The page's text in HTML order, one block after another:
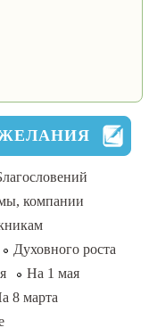
компании
Духовного роста
На 1 мая
8 марта